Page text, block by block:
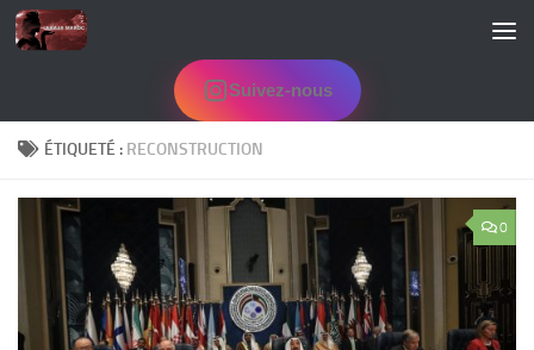
Skip to content
Suivez-nous
ÉTIQUETÉ : RECONSTRUCTION
0